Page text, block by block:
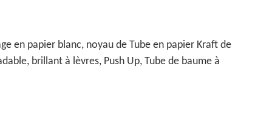
en papier blanc, noyau de Tube en papier Kraft de
brillant à lèvres, Push Up, Tube de baume à